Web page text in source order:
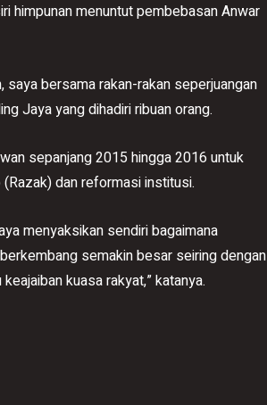
himpunan menuntut pembebasan Anwar
saya bersama rakan-rakan seperjuangan
Jaya yang dihadiri ribuan orang.
sepanjang 2015 hingga 2016 untuk
dan reformasi institusi.
menyaksikan sendiri bagaimana
semakin besar seiring dengan
kuasa rakyat,” katanya.